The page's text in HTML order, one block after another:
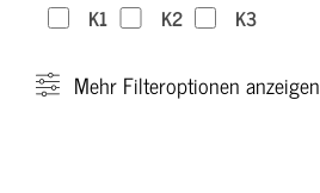
K1
K2 K3
Mehr Filteroptionen anzeigen